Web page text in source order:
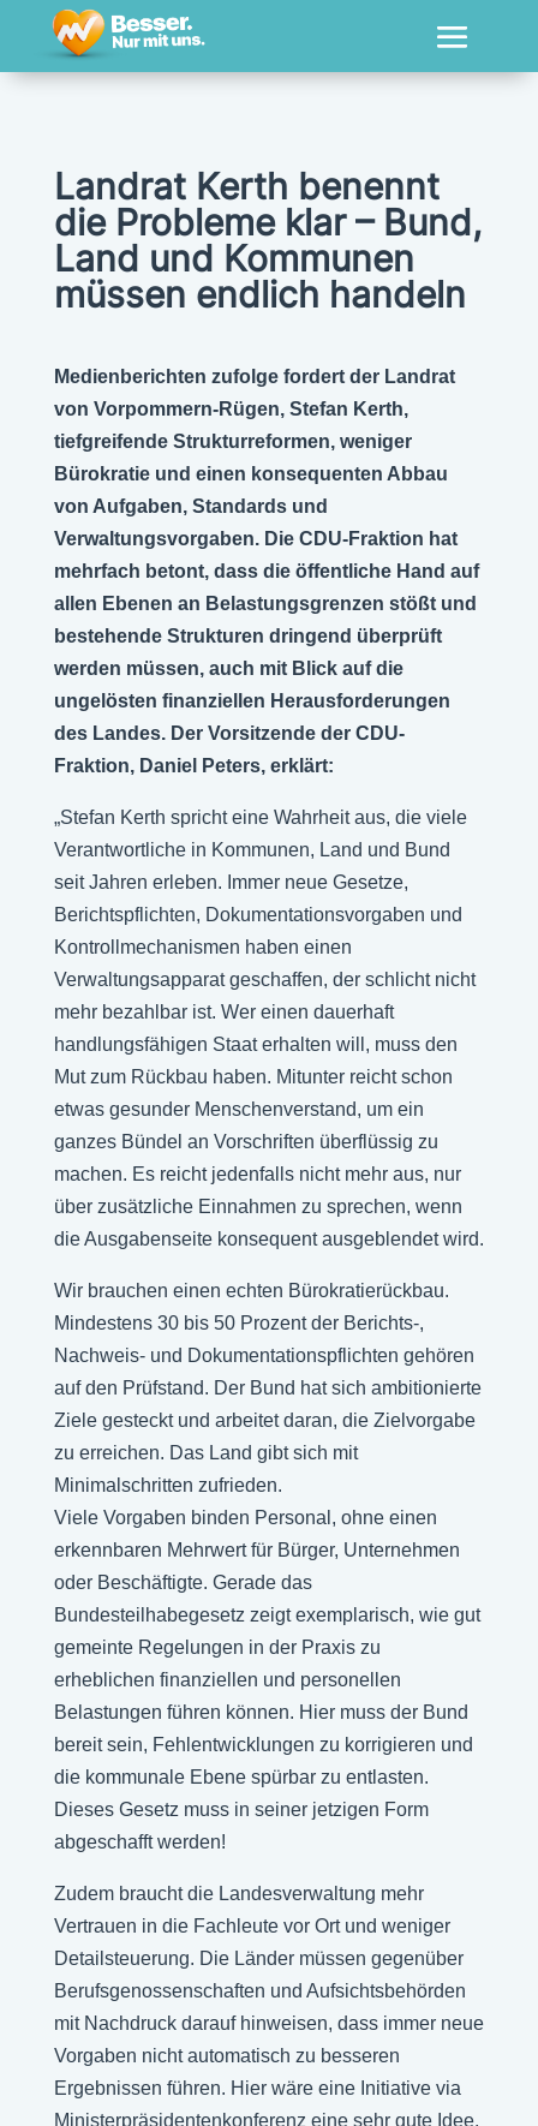
Landrat Kerth benennt
die Probleme klar – Bund,
Land und Kommunen
müssen endlich handeln
Medienberichten zufolge fordert der Landrat
von Vorpommern-Rügen, Stefan Kerth,
tiefgreifende Strukturreformen, weniger
Bürokratie und einen konsequenten Abbau
von Aufgaben, Standards und
Verwaltungsvorgaben. Die CDU-Fraktion hat
mehrfach betont, dass die öffentliche Hand auf
allen Ebenen an Belastungsgrenzen stößt und
bestehende Strukturen dringend überprüft
werden müssen, auch mit Blick auf die
ungelösten finanziellen Herausforderungen
des Landes. Der Vorsitzende der CDU-
Fraktion, Daniel Peters, erklärt:
„Stefan Kerth spricht eine Wahrheit aus, die viele
Verantwortliche in Kommunen, Land und Bund
seit Jahren erleben. Immer neue Gesetze,
Berichtspflichten, Dokumentationsvorgaben und
Kontrollmechanismen haben einen
Verwaltungsapparat geschaffen, der schlicht nicht
mehr bezahlbar ist. Wer einen dauerhaft
handlungsfähigen Staat erhalten will, muss den
Mut zum Rückbau haben. Mitunter reicht schon
etwas gesunder Menschenverstand, um ein
ganzes Bündel an Vorschriften überflüssig zu
machen. Es reicht jedenfalls nicht mehr aus, nur
über zusätzliche Einnahmen zu sprechen, wenn
die Ausgabenseite konsequent ausgeblendet wird.
Wir brauchen einen echten Bürokratierückbau.
Mindestens 30 bis 50 Prozent der Berichts-,
Nachweis- und Dokumentationspflichten gehören
auf den Prüfstand. Der Bund hat sich ambitionierte
Ziele gesteckt und arbeitet daran, die Zielvorgabe
zu erreichen. Das Land gibt sich mit
Minimalschritten zufrieden.
Viele Vorgaben binden Personal, ohne einen
erkennbaren Mehrwert für Bürger, Unternehmen
oder Beschäftigte. Gerade das
Bundesteilhabegesetz zeigt exemplarisch, wie gut
gemeinte Regelungen in der Praxis zu
erheblichen finanziellen und personellen
Belastungen führen können. Hier muss der Bund
bereit sein, Fehlentwicklungen zu korrigieren und
die kommunale Ebene spürbar zu entlasten.
Dieses Gesetz muss in seiner jetzigen Form
abgeschafft werden!
Zudem braucht die Landesverwaltung mehr
Vertrauen in die Fachleute vor Ort und weniger
Detailsteuerung. Die Länder müssen gegenüber
Berufsgenossenschaften und Aufsichtsbehörden
mit Nachdruck darauf hinweisen, dass immer neue
Vorgaben nicht automatisch zu besseren
Ergebnissen führen. Hier wäre eine Initiative via
Ministerpräsidentenkonferenz eine sehr gute Idee,